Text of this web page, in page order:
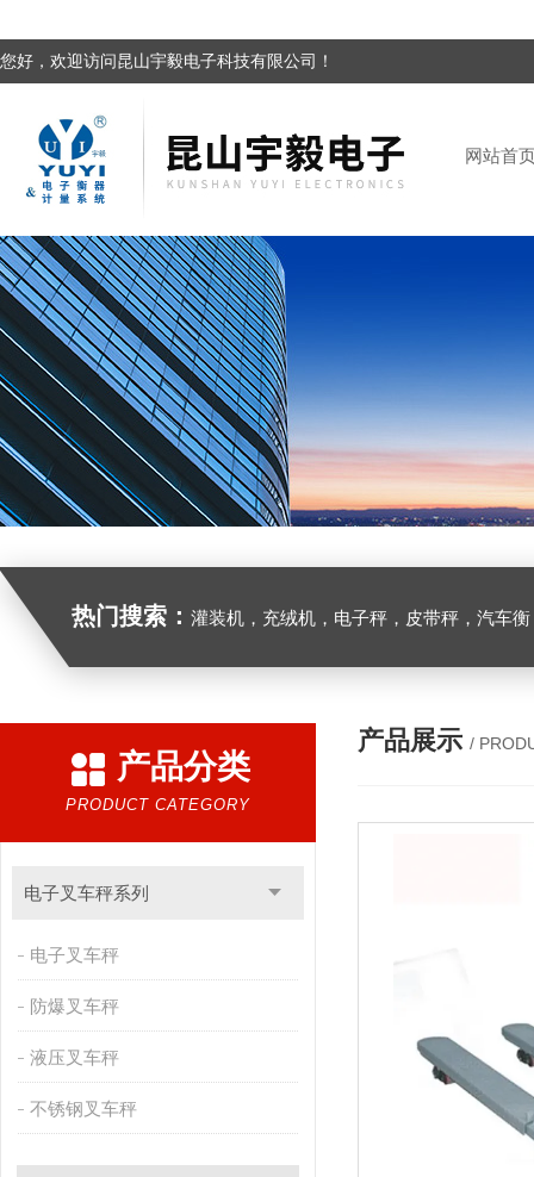
您好，欢迎访问昆山宇毅电子科技有限公司！
网站首
热门搜索： 灌装机，充绒机，电子秤，皮带秤，汽车
产品分类
PRODUCT CATEGORY
电子叉车秤系列
电子叉车秤
防爆叉车秤
液压叉车秤
不锈钢叉车秤
产品展示 /